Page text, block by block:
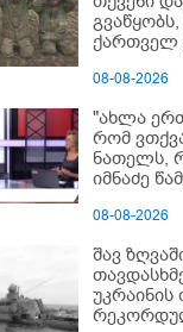
ქართველ
08-08-2026
"ახლა
რომ
ნათელს,
იმნაძე
08-08-2026
შავ
უკრაინის